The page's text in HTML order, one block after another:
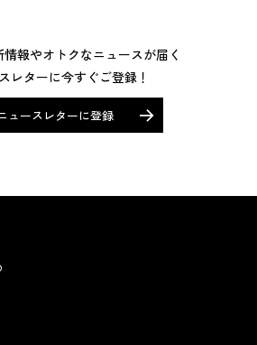
情報やオトクなニュースが届く
レターに今すぐご登録！
ュースレターに登録